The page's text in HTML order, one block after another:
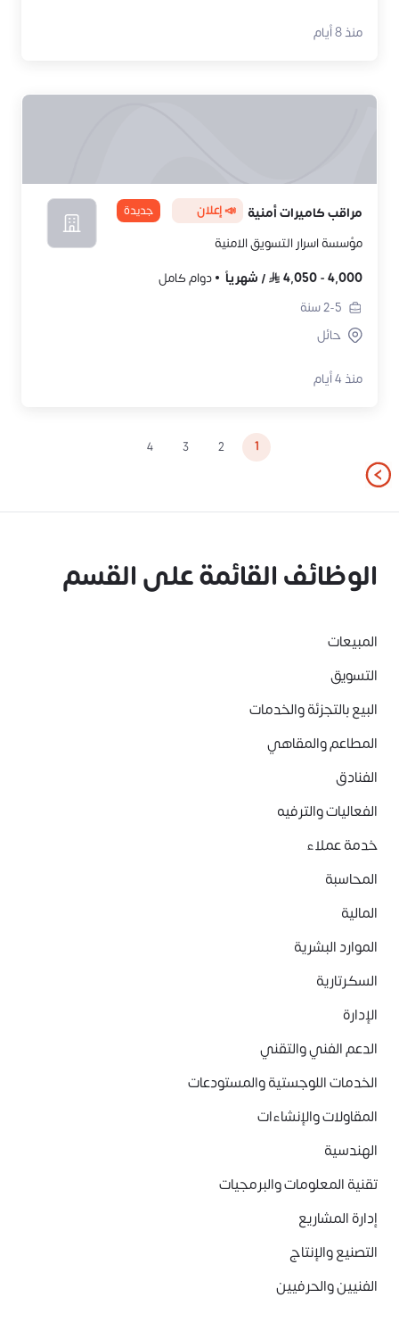
منذ 8 أيام
مراقب كاميرات أمنية 📣 إعلان جديدة
مؤسسة اسرار التسويق الامنية
4,000
-
4,050
/ شهرياً
دوام كامل
2-5سنة
حائل
منذ 4 أيام
1
2
3
4
الوظائف القائمة على القسم
المبيعات
التسويق
البيع بالتجزئة والخدمات
المطاعم والمقاهي
الفنادق
الفعاليات والترفيه
خدمة عملاء
المحاسبة
المالية
الموارد البشرية
السكرتارية
الإدارة
الدعم الفني والتقني
الخدمات اللوجستية والمستودعات
المقاولات والإنشاءات
الهندسية
تقنية المعلومات والبرمجيات
إدارة المشاريع
التصنيع والإنتاج
الفنيين والحرفيين